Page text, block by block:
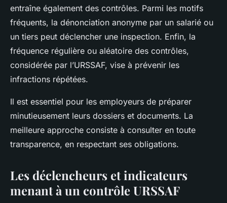
entraîne également des contrôles. Parmi les motifs
fréquents, la dénonciation anonyme par un salarié ou
un tiers peut déclencher une inspection. Enfin, la
fréquence régulière ou aléatoire des contrôles,
considérée par l’URSSAF, vise à prévenir les
infractions répétées.
Il est essentiel pour les employeurs de préparer
minutieusement leurs dossiers et documents. La
meilleure approche consiste à consulter en toute
transparence, en respectant ses obligations.
Les déclencheurs et indicateurs
menant à un contrôle URSSAF